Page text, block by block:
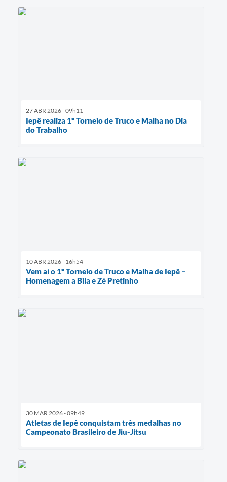
27 ABR 2026 - 09h11
Iepê realiza 1º Torneio de Truco e Malha no Dia
do Trabalho
10 ABR 2026 - 16h54
Vem aí o 1º Torneio de Truco e Malha de Iepê –
Homenagem a Bila e Zé Pretinho
30 MAR 2026 - 09h49
Atletas de Iepê conquistam três medalhas no
Campeonato Brasileiro de Jiu-Jitsu